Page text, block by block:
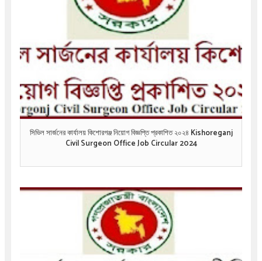
সিভিল সার্জনের কার্যালয় কিশোরগঞ্জ নিয়োগ বিজ্ঞপ্তি প্রকাশিত ২০২৪ Kishoreganj
Civil Surgeon Office Job Circular 2024